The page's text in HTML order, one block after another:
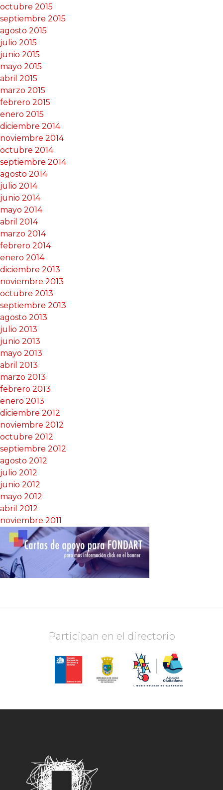
octubre 2015
septiembre 2015
agosto 2015
julio 2015
junio 2015
mayo 2015
abril 2015
marzo 2015
febrero 2015
enero 2015
diciembre 2014
noviembre 2014
octubre 2014
septiembre 2014
agosto 2014
julio 2014
junio 2014
mayo 2014
abril 2014
marzo 2014
febrero 2014
enero 2014
diciembre 2013
noviembre 2013
octubre 2013
septiembre 2013
agosto 2013
julio 2013
junio 2013
mayo 2013
abril 2013
marzo 2013
febrero 2013
enero 2013
diciembre 2012
noviembre 2012
octubre 2012
septiembre 2012
agosto 2012
julio 2012
junio 2012
mayo 2012
abril 2012
noviembre 2011
Participan en el directorio